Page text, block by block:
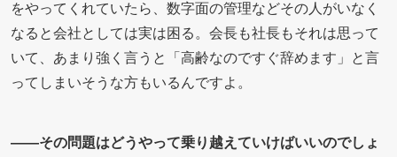
をやってくれていたら、数字面の管理などその人がいなく
なると会社としては実は困る。会長も社長もそれは思って
いて、あまり強く言うと「高齢なのですぐ辞めます」と言
ってしまいそうな方もいるんですよ。
――その問題はどうやって乗り越えていけばいいのでしょ